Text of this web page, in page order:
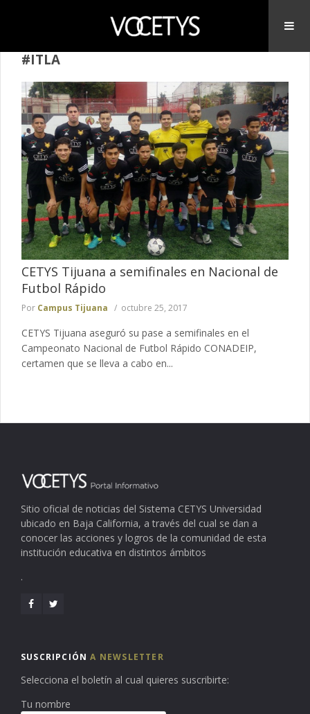
#ITLA
CETYS Tijuana a semifinales en Nacional de
Futbol Rápido
Por Campus Tijuana octubre 25, 2017
CETYS Tijuana aseguró su pase a semifinales en el
Campeonato Nacional de Futbol Rápido CONADEIP,
certamen que se lleva a cabo en...
Sitio oficial de noticias del Sistema CETYS Universidad
ubicado en Baja California, a través del cual se dan a
conocer las acciones y logros de la comunidad de esta
institución educativa en distintos ámbitos
.
SUSCRIPCIÓNA NEWSLETTER
Selecciona el boletín al cual quieres suscribirte:
Tu nombre